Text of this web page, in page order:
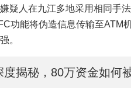
疑人在九江多地采用相同手
功能将伪造信息传输至ATM
。
度揭秘，80万资金如何